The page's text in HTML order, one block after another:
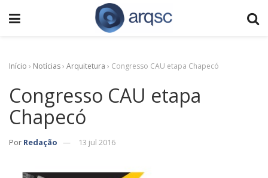
Início › Notícias› Arquitetura › Congresso CAU etapa Chapecó
Congresso CAU etapa
Chapecó
Por Redação 13 jul 2016